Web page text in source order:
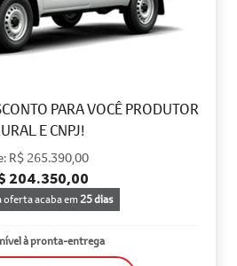
PARA VOCÊ PRODUTOR
E CNPJ!
R$ 265.390,00
204.350,00
oferta acaba em25 dias
à pronta-entrega